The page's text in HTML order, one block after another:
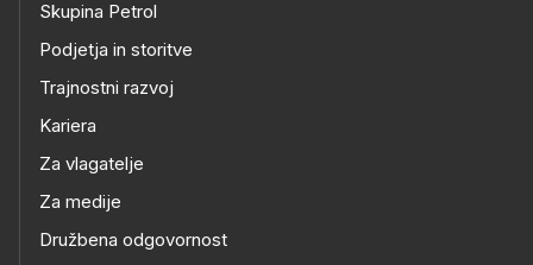
Skupina Petrol
Podjetja in storitve
Trajnostni razvoj
Kariera
Za vlagatelje
Za medije
Družbena odgovornost